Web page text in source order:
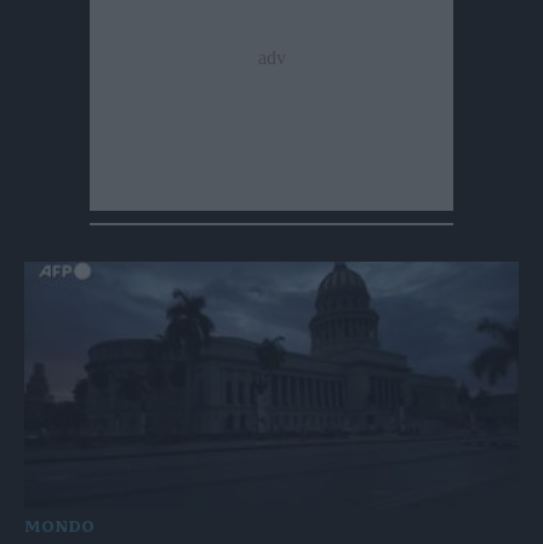
MONDO